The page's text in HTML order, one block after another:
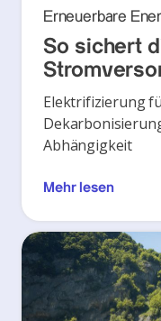
Erneuerbare
So sichert
Elektrifizierung
Abhängigkeit
Mehr lesen